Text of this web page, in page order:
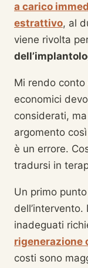
a carico
estrattivo, al
viene rivolta
Mi rendo conto
economici
considerati,
argomento
è un errore.
tradursi in
Un primo
inadeguati
rigenerazione
costi sono